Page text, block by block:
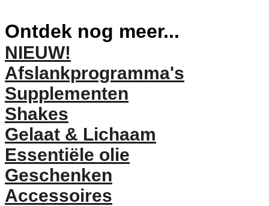
Ontdek nog meer...
NIEUW!
Afslankprogramma's
Supplementen
Shakes
Gelaat & Lichaam
Essentiële olie
Geschenken
Accessoires